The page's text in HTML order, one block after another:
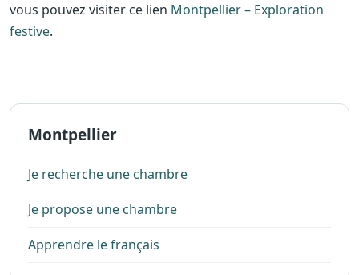
vous pouvez visiter ce lien Montpellier – Exploration
festive.
Montpellier
Je recherche une chambre
Je propose une chambre
Apprendre le français